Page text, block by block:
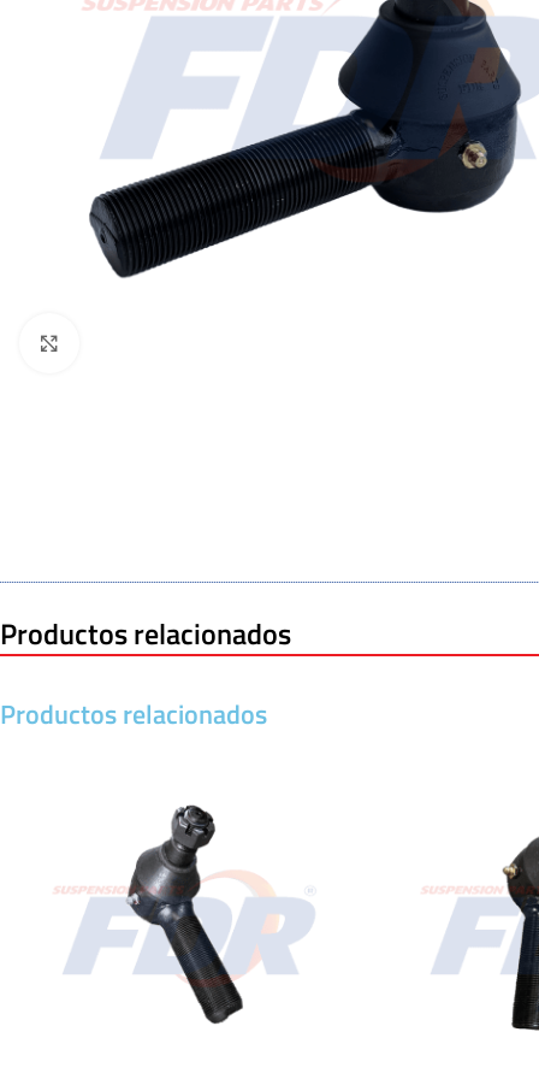
Productos relacionados
Productos relacionados